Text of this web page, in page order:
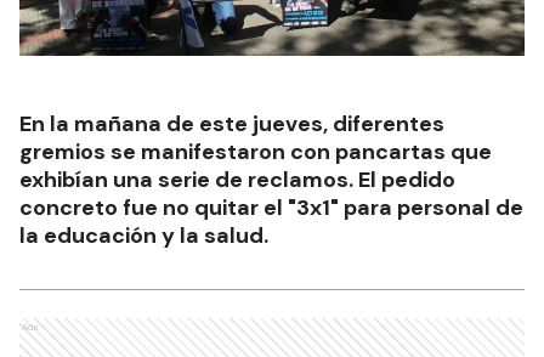
En la mañana de este jueves, diferentes
gremios se manifestaron con pancartas que
exhibían una serie de reclamos. El pedido
concreto fue no quitar el "3x1" para personal de
la educación y la salud.
Ads